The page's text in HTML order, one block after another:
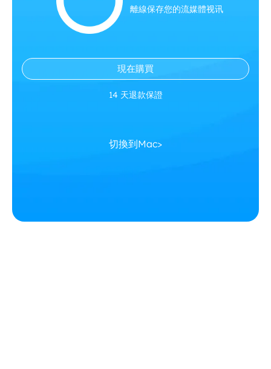
離線保存您的流媒體视讯
現在購買
14 天退款保證
切換到Mac>